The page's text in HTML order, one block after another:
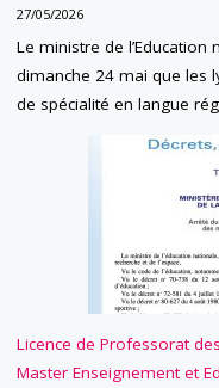
27/05/2026
Le ministre de
dimanche 24 mai que les
de spécialité en langue
Licence de Professorat
Master Enseignement et